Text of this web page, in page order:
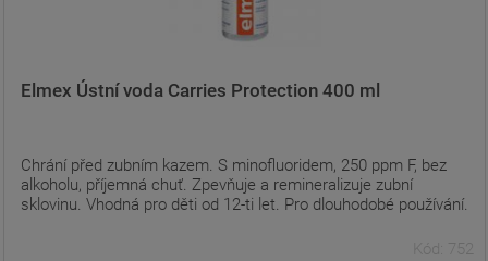
Elmex Ústní voda Carries Protection 400 ml
Chrání před zubním kazem. S minofluoridem, 250 ppm F, bez
alkoholu, příjemná chuť. Zpevňuje a remineralizuje zubní
sklovinu. Vhodná pro děti od 12-ti let. Pro dlouhodobé používání.
Kód: 752